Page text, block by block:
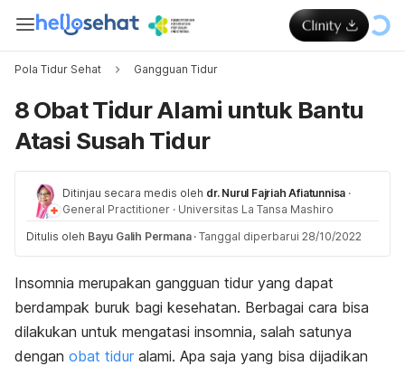
Pola Tidur Sehat Gangguan Tidur
8 Obat Tidur Alami untuk Bantu
Atasi Susah Tidur
Ditinjau secara medis oleh dr. Nurul Fajriah Afiatunnisa ·
General Practitioner · Universitas La Tansa Mashiro
Ditulis oleh Bayu Galih Permana · Tanggal diperbarui 28/10/2022
Insomnia merupakan gangguan tidur yang dapat
berdampak buruk bagi kesehatan. Berbagai cara bisa
dilakukan untuk mengatasi insomnia, salah satunya
dengan obat tidur alami. Apa saja yang bisa dijadikan